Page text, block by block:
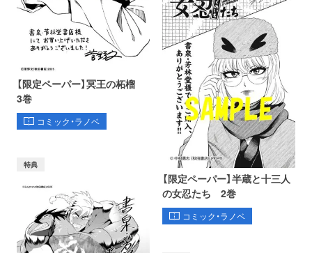
【限定ペーパー】冥王の柘榴
3巻
コミック・ラノベ
【限定ペーパー】半蔵と十三人
の女忍たち 2巻
コミック・ラノベ
特典